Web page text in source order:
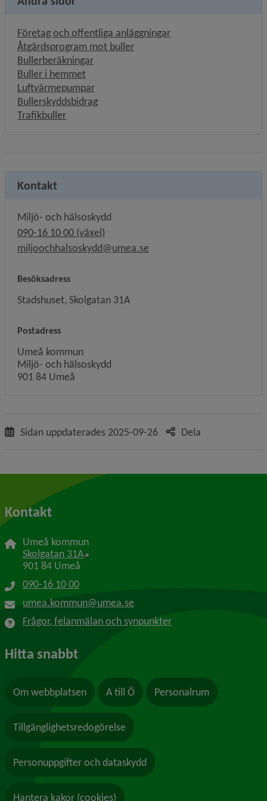
Företag och offentliga anläggningar
Åtgärdsprogram mot buller
Bullerberäkningar
Buller i hemmet
Luftvärmepumpar
Bullerskyddsbidrag
Trafikbuller
Kontakt
Miljö- och hälsoskydd
090-16 10 00 (växel)
miljoochhalsoskydd@umea.se
Besöksadress
Stadshuset, Skolgatan 31A
Postadress
Umeå kommun
Miljö- och hälsoskydd
901 84 Umeå
Sidan uppdaterades 2025-09-26 Dela
Kontakt
Umeå kommun
Skolgatan 31A Länk till annan webbplats, öppnas i nytt
901 84 Umeå
090-16 10 00
umea.kommun@umea.se
Frågor, felanmälan och synpunkter
Hitta snabbt
Om webbplatsen A till Ö Personalrum
Tillgänglighetsredogörelse
Personuppgifter och dataskydd
Hantera kakor (cookies)